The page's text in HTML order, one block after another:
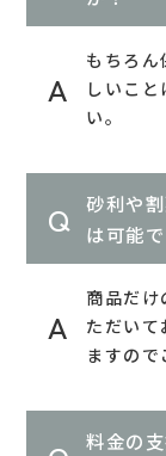
もちろん
しいこと
い。
砂利や
は可能
商品だけ
ただいて
ますので
料金の